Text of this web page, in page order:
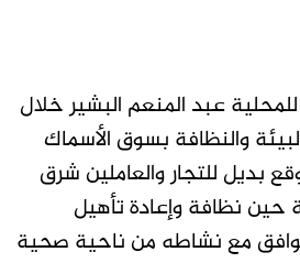
للمحلية عبد المنعم البشير خلال
والنظافة بسوق الأسماك
بديل للتجار والعاملين شرق
حين نظافة وإعادة تأهيل
مع نشاطه من ناحية صحية